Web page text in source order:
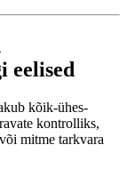
eelised
kõik-ühes-
kontrolliks,
mitme tarkvara